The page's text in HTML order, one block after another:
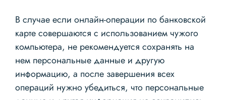
В случае если онлайн-операции по банковской
карте совершаются с использованием чужого
компьютера, не рекомендуется сохранять на
нем персональные данные и другую
информацию, а после завершения всех
операций нужно убедиться, что персональные